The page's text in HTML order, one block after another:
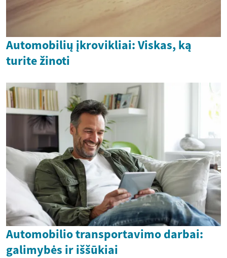
Automobilių įkrovikliai: Viskas, ką
turite žinoti
Automobilio transportavimo darbai:
galimybės ir iššūkiai